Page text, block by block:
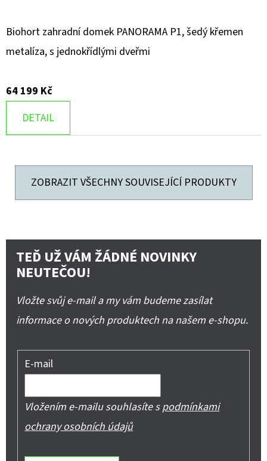
Biohort zahradní domek PANORAMA P1, šedý křemen
metalíza, s jednokřídlými dveřmi
64 199 Kč
DETAIL
ZOBRAZIT VŠECHNY SOUVISEJÍCÍ PRODUKTY
TEĎ UŽ VÁM ŽÁDNÉ NOVINKY
NEUTEČOU!
Vložte svůj e-mail a my vám budeme zasílat
informace o nových produktech na našem e-shopu.
E-mail
Vložením e-mailu souhlasíte spodmínkami
ochrany osobních údajů